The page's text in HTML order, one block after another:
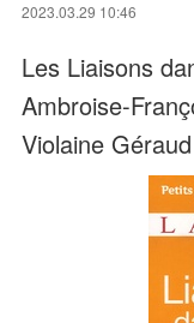
2023.03.29 10:46
Les Liaisons
Ambroise-
Violaine Géraud